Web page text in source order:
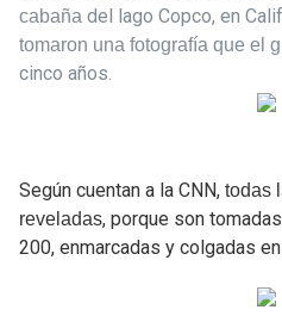
cabaña del lago Copco, en
tomaron una fotografía que el
cinco años.
Según cuentan a la CNN, todas
reveladas, porque son
200, enmarcadas y colgadas